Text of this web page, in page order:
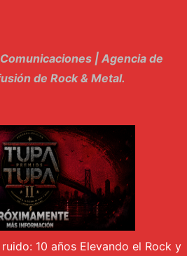
Cielo - Carmaleon
- Pleia
16. Demuestro Mi Fe - Epidemia Rapcore
- La Pvta Electrica
18. El diablo esta en bora bora - El Sr Jada y los ultimos de la cuadra
| Agencia de
de Rock & Metal.
10 años Elevando el Rock y